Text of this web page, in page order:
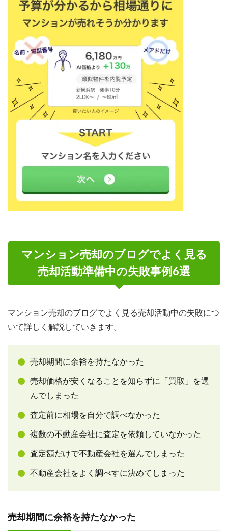
マンション売却のブログでよく見る
売却活動準備中の失敗事例6選
マンション売却のブログでよく見る売却活動中の失敗につ
いて詳しく解説していきます。
売却期間に余裕を持たなかった
売却価格が安くなることを知らずに「買取」を選
んでしまった
査定前に相場を自分で調べなかった
複数の不動産会社に査定を依頼していなかった
査定額だけで不動産会社を選んでしまった
不動産会社をよく調べすに決めてしまった
売却期間に余裕を持たなかった